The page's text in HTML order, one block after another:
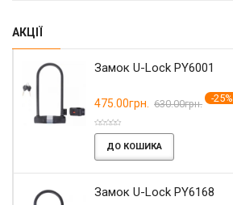
АКЦІЇ
Замок U-Lock PY6001
475.00грн. 630.00грн. -25%
ДО КОШИКА
Замок U-Lock PY6168